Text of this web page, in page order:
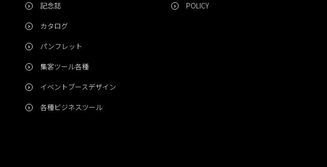
記念誌
カタログ
パンフレット
集客ツール各種
イベントブースデザイン
各種ビジネスツール
POLICY